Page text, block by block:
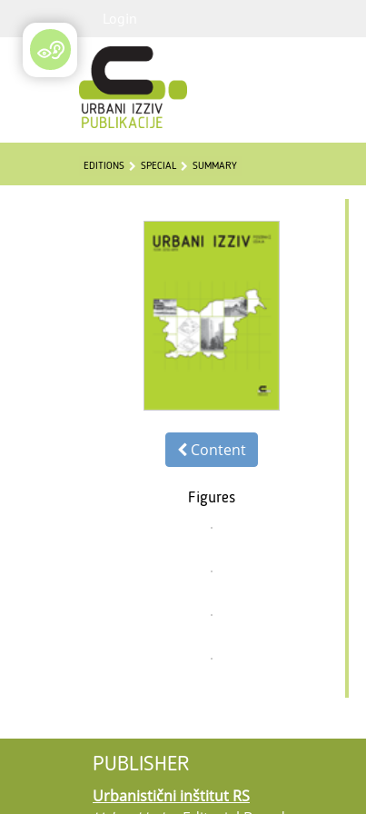
EDITIONS SPECIAL SUMMARY
Content
Figures
PUBLISHER
Urbanistični inštitut RS